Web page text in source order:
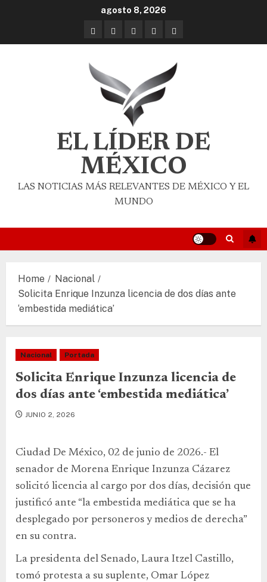
agosto 8, 2026
EL LÍDER DE
MÉXICO
LAS NOTICIAS MÁS RELEVANTES DE MÉXICO Y EL
MUNDO
Home
Nacional
Solicita Enrique Inzunza licencia de dos días ante
‘embestida mediática’
Nacional Portada
Solicita Enrique Inzunza licencia de
dos días ante ‘embestida mediática’
JUNIO 2, 2026
Ciudad De México, 02 de junio de 2026.- El
senador de Morena Enrique Inzunza Cázarez
solicitó licencia al cargo por dos días, decisión que
justificó ante “la embestida mediática que se ha
desplegado por personeros y medios de derecha”
en su contra.
La presidenta del Senado, Laura Itzel Castillo,
tomó protesta a su suplente, Omar López